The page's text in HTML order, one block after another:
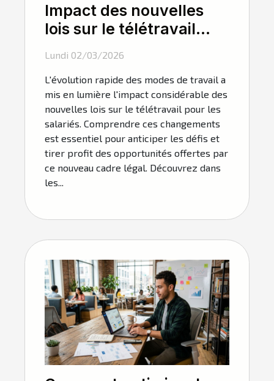
Impact des nouvelles
lois sur le télétravail
Lundi 02/03/2026
L'évolution rapide des modes de travail a
mis en lumière l'impact considérable des
nouvelles lois sur le télétravail pour les
salariés. Comprendre ces changements
est essentiel pour anticiper les défis et
tirer profit des opportunités offertes par
ce nouveau cadre légal. Découvrez dans
les...